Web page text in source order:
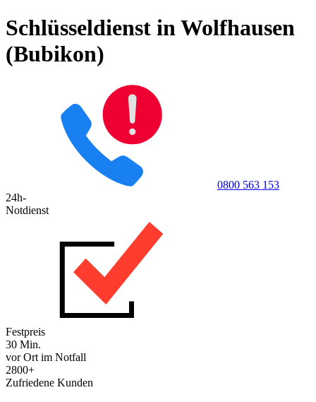
Schlüsseldienst in Wolfhausen
(Bubikon)
0800 563 153
24h-
Notdienst
Festpreis
30 Min.
vor Ort im Notfall
2800+
Zufriedene Kunden